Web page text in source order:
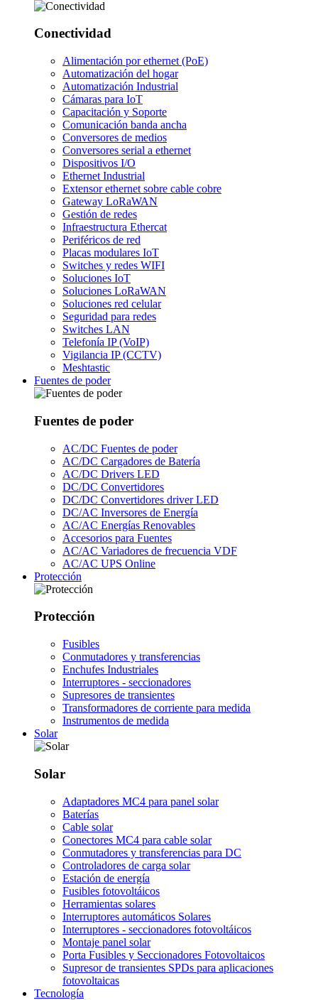
Conectividad
Alimentación por ethernet (PoE)
Automatización del hogar
Automatización Industrial
Cámaras para IoT
Capacitación y Soporte
Comunicación banda ancha
Conversores de medios
Conversores serial a ethernet
Dispositivos I/O
Ethernet Industrial
Extensor ethernet sobre cable cobre
Gateway LoRaWAN
Gestión de redes
Infraestructura Ethercat
Periféricos de red
Placas modulares IoT
Switches y redes WIFI
Soluciones IoT
Soluciones LoRaWAN
Soluciones red celular
Seguridad para redes
Switches LAN
Telefonía IP (VoIP)
Vigilancia IP (CCTV)
Meshtastic
Fuentes de poder
Fuentes de poder
AC/DC Fuentes de poder
AC/DC Cargadores de Batería
AC/DC Drivers LED
DC/DC Convertidores
DC/DC Convertidores driver LED
DC/AC Inversores de Energía
AC/AC Energías Renovables
Accesorios para Fuentes
AC/AC Variadores de frecuencia VDF
AC/AC UPS Online
Protección
Protección
Fusibles
Conmutadores y transferencias
Enchufes Industriales
Interruptores - seccionadores
Supresores de transientes
Transformadores de corriente para medida
Instrumentos de medida
Solar
Solar
Adaptadores MC4 para panel solar
Baterías
Cable solar
Conectores MC4 para cable solar
Conmutadores y transferencias para DC
Controladores de carga solar
Estación de energía
Fusibles fotovoltáicos
Herramientas solares
Interruptores automáticos Solares
Interruptores - seccionadores fotovoltáicos
Montaje panel solar
Porta Fusibles y Seccionadores Fotovoltaicos
Supresor de transientes SPDs para aplicaciones
fotovoltaicas
Tecnología